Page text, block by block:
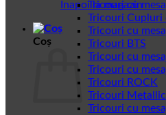
Înapoi la magazin
Coș
Tricouri cu
Tricouri Cupluri
Tricouri cu
Tricouri BTS
Tricouri cu
Tricouri cu
Tricouri ROCK
Tricouri
Tricouri cu